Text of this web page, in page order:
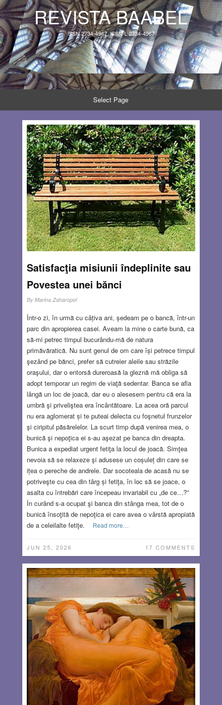
REVISTA BAABEL
ISSN 2734-4967, ISSN-L 2734-4967
Select Page
Satisfacţia misiunii îndeplinite sau
Povestea unei bănci
By Marina Zaharopol
Într-o zi, în urmă cu câțiva ani, ședeam pe o bancă, într-un
parc din apropierea casei. Aveam la mine o carte bună, ca
să-mi petrec timpul bucurându-mă de natura
primăvăratică. Nu sunt genul de om care își petrece timpul
şezând pe bănci, prefer să cutreier aleile sau străzile
oraşului, dar o entorsă dureroasă la gleznă mă obliga să
adopt temporar un regim de viaţă sedentar. Banca se afla
lângă un loc de joacă, dar eu o alesesem pentru că era la
umbră şi priveliştea era încântătoare. La acea oră parcul
nu era aglomerat și te puteai delecta cu foşnetul frunzelor
şi ciripitul păsărelelor. La scurt timp după venirea mea, o
bunică şi nepoţica ei s-au aşezat pe banca din dreapta.
Bunica a expediat urgent fetiţa la locul de joacă. Simţea
nevoia să se relaxeze şi adusese un coșuleț din care se
ițea o pereche de andrele. Dar socoteala de acasă nu se
potriveşte cu cea din târg și fetiţa, în loc să se joace, o
asalta cu întrebări care începeau invariabil cu „de ce…?”
În curând s-a ocupat şi banca din stânga mea, tot de o
bunică însoţită de nepoţica ei care avea o vârstă apropiată
de a celeilalte fetiţe.
Read more…
JUN 25, 2026 17 COMMENTS